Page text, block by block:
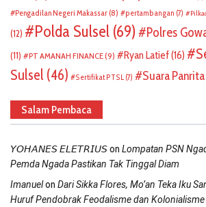
Pengadilan Negeri Makassar (8) pertambangan (7)
(12)
Polda Sulsel (69) Polres
(11)
PT AMANAH FINANCE(9) Ryan Latief(16)
Sulsel (46) Sertifikat PTSL (7) Suara
Salam Pembaca
𝘠𝘖𝘏𝘈𝘕𝘌𝘚 𝘌𝘓𝘌𝘛𝘙𝘐𝘜𝘚on Lompatan PSN
Pemda Ngada Pastikan Tak Tinggal Diam
Imanuelon Dari Sikka Flores, Mo’an Teka Iku
Huruf Pendobrak Feodalisme dan Kolonialisme